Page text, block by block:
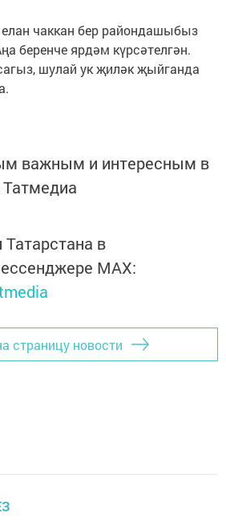
чаккан бер райондашыбыз
беренче ярдәм күрсәтелгән.
шулай ук җиләк җыйганда
важным и интересным в
Татмедиа
Татарстана в
MАХ:
страницу новости